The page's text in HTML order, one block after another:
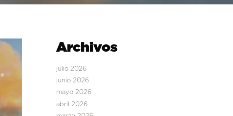
Archivos
julio 2026
junio 2026
mayo 2026
abril 2026